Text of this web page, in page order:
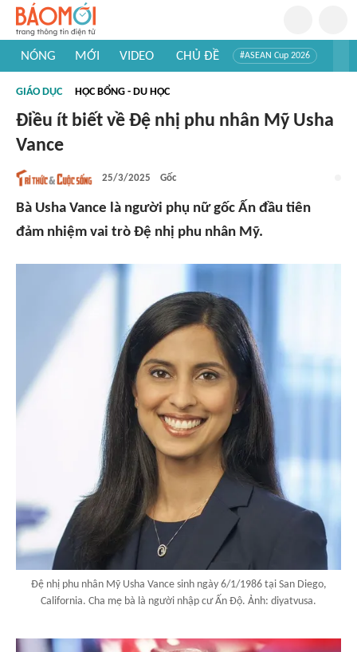
NÓNG MỚI VIDEO CHỦ ĐỀ #ASEAN Cup 2026
#Khám phá thế giới
GIÁO DỤC HỌC BỔNG - DU HỌC
Điều ít biết về Đệ nhị phu nhân Mỹ Usha
Vance
25/3/2025 Gốc
Bà Usha Vance là người phụ nữ gốc Ấn đầu tiên
đảm nhiệm vai trò Đệ nhị phu nhân Mỹ.
Đệ nhị phu nhân Mỹ Usha Vance sinh ngày 6/1/1986 tại San Diego,
California. Cha mẹ bà là người nhập cư Ấn Độ. Ảnh: diyatvusa.